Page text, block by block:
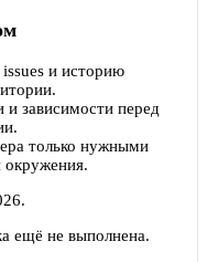
и историю
и зависимости перед
только нужными
.
ещё не выполнена.